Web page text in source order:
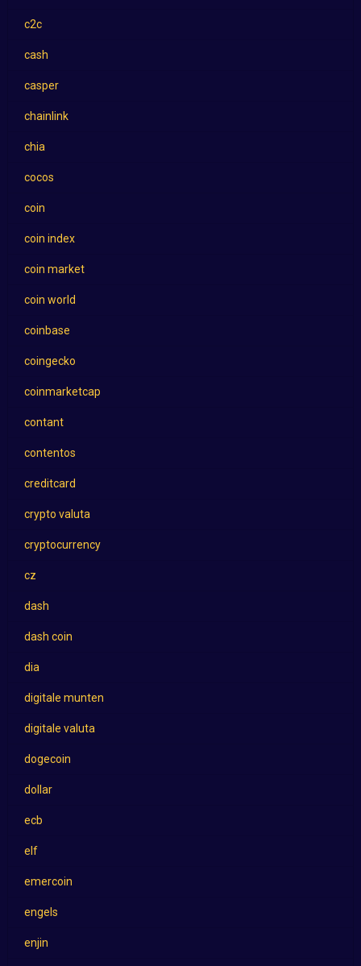
c2c
cash
casper
chainlink
chia
cocos
coin
coin index
coin market
coin world
coinbase
coingecko
coinmarketcap
contant
contentos
creditcard
crypto valuta
cryptocurrency
cz
dash
dash coin
dia
digitale munten
digitale valuta
dogecoin
dollar
ecb
elf
emercoin
engels
enjin